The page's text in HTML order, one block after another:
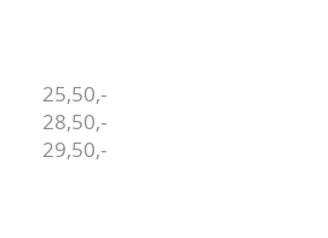
25,50,-
28,50,-
29,50,-